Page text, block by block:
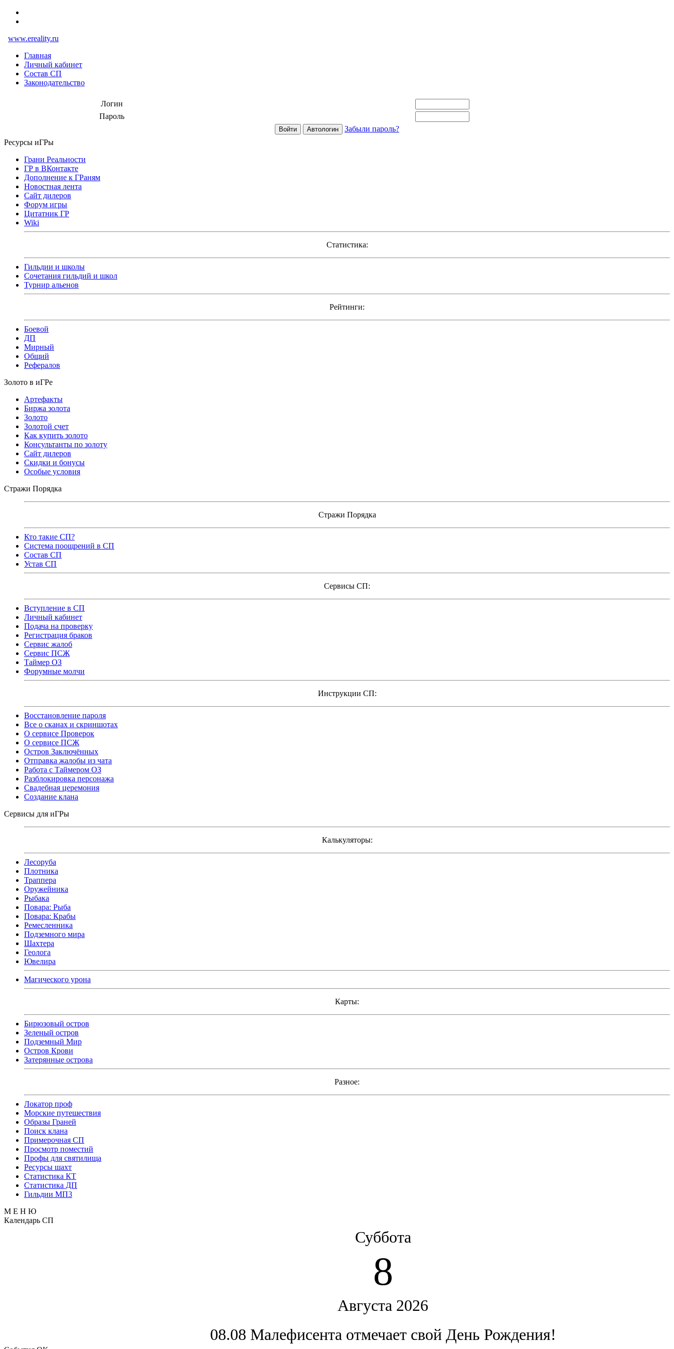
www.ereality.ru
Главная
Личный кабинет
Состав СП
Законодательство
Логин
Пароль
Забыли пароль?
Ресурсы иГРы
Грани Реальности
ГР в ВКонтакте
Дополнение к ГРаням
Новостная лента
Сайт дилеров
Форум игры
Цитатник ГР
Wiki
Статистика:
Гильдии и школы
Сочетания гильдий и школ
Турнир альенов
Рейтинги:
Боевой
ДП
Мирный
Общий
Рефералов
Золото в иГРе
Артефакты
Биржа золота
Золото
Золотой счет
Как купить золото
Консультанты по золоту
Сайт дилеров
Скидки и бонусы
Особые условия
Стражи Порядка
Стражи Порядка
Кто такие СП?
Система поощрений в СП
Состав СП
Устав СП
Сервисы СП:
Вступление в СП
Личный кабинет
Подача на проверку
Регистрация браков
Сервис жалоб
Сервис ПСЖ
Таймер ОЗ
Форумные молчи
Инструкции СП:
Восстановление пароля
Все о сканах и скриншотах
О сервисе Проверок
О сервисе ПСЖ
Остров Заключённых
Отправка жалобы из чата
Работа с Таймером ОЗ
Разблокировка персонажа
Свадебная церемония
Создание клана
Сервисы для иГРы
Калькуляторы:
Лесоруба
Плотника
Траппера
Оружейника
Рыбака
Повара: Рыба
Повара: Крабы
Ремесленника
Подземного мира
Шахтера
Геолога
Ювелира
Магического урона
Карты:
Бирюзовый остров
Зеленый остров
Подземный Мир
Остров Крови
Затерянные острова
Разное:
Локатор проф
Морские путешествия
Образы Граней
Поиск клана
Примерочная СП
Просмотр поместий
Профы для святилища
Ресурсы шахт
Статистика КТ
Статистика ДП
Гильдии МП3
М Е Н Ю
Календарь СП
Суббота
8
Августа 2026
08.08 Малефисента отмечает свой День Рождения!